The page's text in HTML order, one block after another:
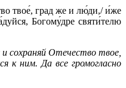
твое́, град же и лю́ди,/ и́же
Богому́дре святи́телю
и сохраняй Отечество твое,
к ним. Да все громогласно